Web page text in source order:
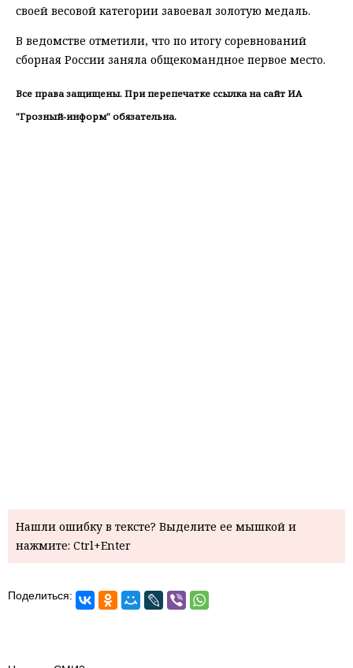
своей весовой категории завоевал золотую медаль.
В ведомстве отметили, что по итогу соревнований
сборная России заняла общекомандное первое место.
Все права защищены. При перепечатке ссылка на сайт ИА
"Грозный-информ" обязательна.
Нашли ошибку в тексте? Выделите ее мышкой и
нажмите: Ctrl+Enter
Поделиться: